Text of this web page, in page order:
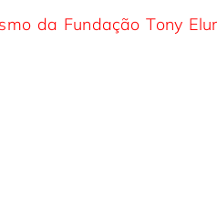
da Fundação Tony